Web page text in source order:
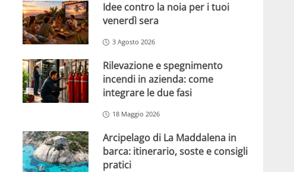
Idee contro la noia per i tuoi
venerdì sera
3 Agosto 2026
Rilevazione e spegnimento
incendi in azienda: come
integrare le due fasi
18 Maggio 2026
Arcipelago di La Maddalena in
barca: itinerario, soste e consigli
pratici